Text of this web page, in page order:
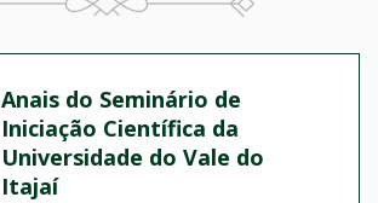
Anais do Seminário de
Iniciação Científica da
Universidade do Vale do
Itajaí